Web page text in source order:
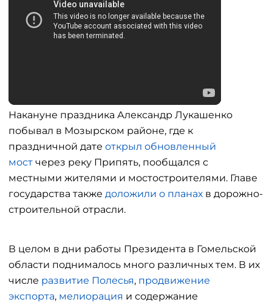
Накануне праздника Александр Лукашенко
побывал в Мозырском районе, где к
праздничной дате открыл обновленный
мост через реку Припять, пообщался с
местными жителями и мостостроителями. Главе
государства также доложили о планах в дорожно-
строительной отрасли.
В целом в дни работы Президента в Гомельской
области поднималось много различных тем. В их
числе развитие Полесья, продвижение
экспорта, мелиорация и содержание